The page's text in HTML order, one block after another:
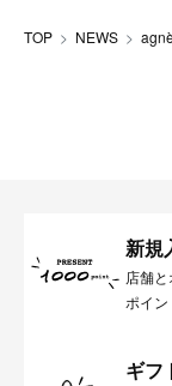
TOP NEWS
新規
店舗
ポイ
ギフ